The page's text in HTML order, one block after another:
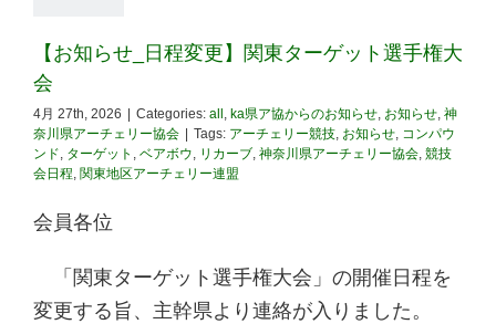
【お知らせ_日程変更】関東ターゲット選手権大
会
4月 27th, 2026 Categories: all , ka県ア協からのお知らせ, お知らせ, 神
奈川県アーチェリー協会
Tags: アーチェリー競技, お知らせ, コンパウ
ンド, ターゲット , ベアボウ, リカーブ, 神奈川県アーチェリー協会, 競技
会日程, 関東地区アーチェリー連盟
会員各位
「関東ターゲット選手権大会」の開催日程を
変更する旨、主幹県より連絡が入りました。